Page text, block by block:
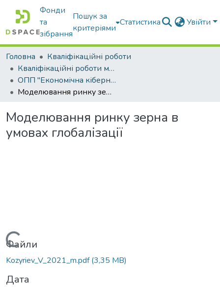
Фонди
та
зібрання
Пошук за
критеріями
Статистика Увійти
Головна
Кваліфікаційні роботи
Кваліфікаційні роботи магістрів
ОПП "Економічна кібернетика"
Моделювання ринку зерна в умовах глобалізації
Моделювання ринку зерна в
умовах глобалізації
Вантажиться...
Файли
Kozyriev_V_2021_m.pdf(3,35 MB)
Дата